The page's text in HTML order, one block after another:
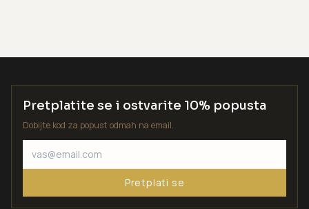
Pretplatite se i ostvarite 10% popusta
Dobijte kod za popust odmah na email.
Pretplati se